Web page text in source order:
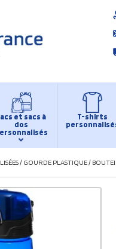
et sacs à
dos
T-shirts
/ GOURDE PLASTIQUE/